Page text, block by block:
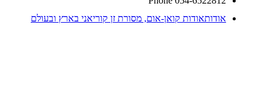
אודותאודות קואן-אום, מסורת זן קוריאני בארץ ובעולם